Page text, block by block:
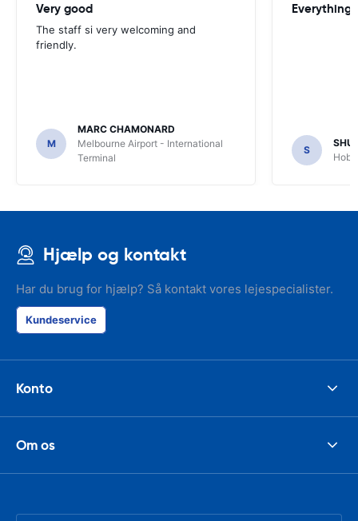
Very good
The staff si very welcoming and
friendly.
M
MARC CHAMONARD
Melbourne Airport - International
Terminal
Everything
S
Hjælp og kontakt
Har du brug for hjælp? Så kontakt vores lejespecialister.
Kundeservice
Konto
Om os